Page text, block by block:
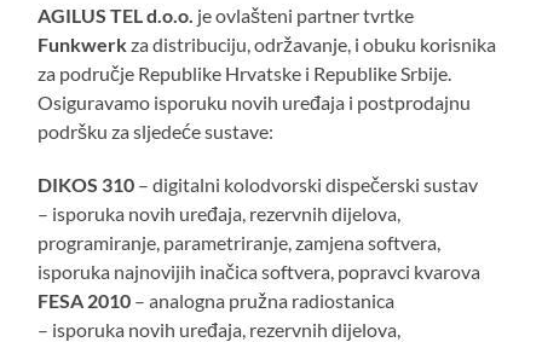
AGILUS TEL d.o.o. je ovlašteni partner tvrtke
Funkwerkza distribuciju, održavanje, i obuku korisnika
za područje Republike Hrvatske i Republike Srbije.
Osiguravamo isporuku novih uređaja i postprodajnu
podršku za sljedeće sustave:
DIKOS 310 – digitalni kolodvorski dispečerski sustav
– isporuka novih uređaja, rezervnih dijelova,
programiranje, parametriranje, zamjena softvera,
isporuka najnovijih inačica softvera, popravci kvarova
FESA 2010 – analogna pružna radiostanica
– isporuka novih uređaja, rezervnih dijelova,